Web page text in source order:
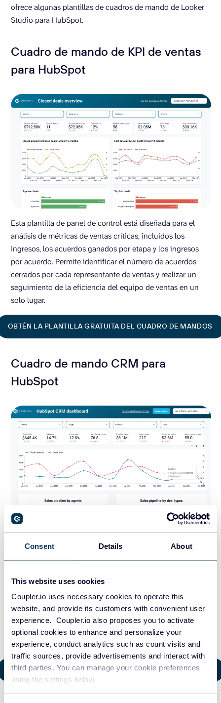
Consent Details About
This website uses cookies
Coupler.io uses necessary cookies to operate this
website, and provide its customers with convenient user
experience. Coupler.io also proposes you to activate
optional cookies to enhance and personalize your
experience, conduct analytics such as count visits and
traffic sources, provide advertisements and interact with
third parties. You can manage your cookie preferences
using the settings below.
ofrece algunas plantillas de cuadros de mando de Looker
Studio para HubSpot.
Cuadro de mando de KPI de ventas
para HubSpot
Esta plantilla de panel de control está diseñada para el
análisis de métricas de ventas críticas, incluidos los
ingresos, los acuerdos ganados por etapa y los ingresos
por acuerdo. Permite identificar el número de acuerdos
cerrados por cada representante de ventas y realizar un
seguimiento de la eficiencia del equipo de ventas en un
solo lugar.
OBTÉN LA PLANTILLA GRATUITA DEL CUADRO DE MANDOS
Cuadro de mando CRM para
HubSpot
proporciona una visión completa del pipeline de ventas por
agente o por etiqueta de trato. Te permite explorar las
métricas clave de tu departamento de ventas y realizar un
seguimiento de los acuerdos abiertos, los días medios para
cerrar un acuerdo, la tasa de cierre y otras métricas
esenciales.
OBTÉN LA PLANTILLA GRATUITA DEL CUADRO DE MANDOS